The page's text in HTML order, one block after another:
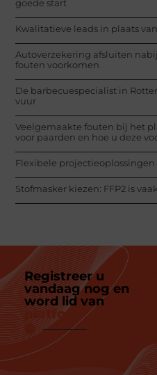
goede start
Kwalitatieve leads in plaats
Autoverzekering afsluiten
fouten voorkomen
De barbecuespecialist in
vuur
Veelgemaakte fouten bij het
voor paarden en hoe u deze
Flexibele
Stofmasker kiezen: FFP2 is
Registreer u
vandaag nog en
word lid van
platform